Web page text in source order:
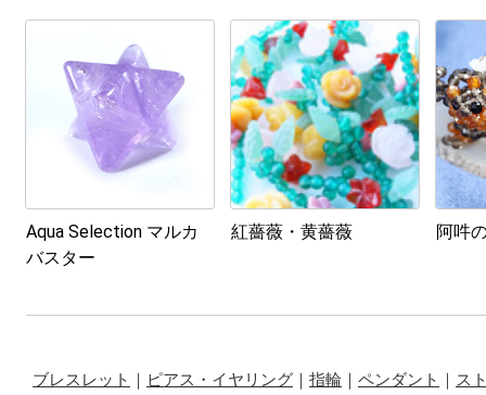
Aqua Selection マルカ
バスター
紅薔薇・黄薔薇 阿吽
ブレスレット ｜ ピアス・イヤリング ｜ 指輪 ｜ ペンダント ｜ ス